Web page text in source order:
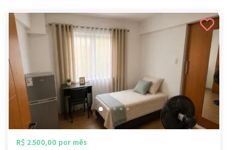
R$ 2.500,00 por mês